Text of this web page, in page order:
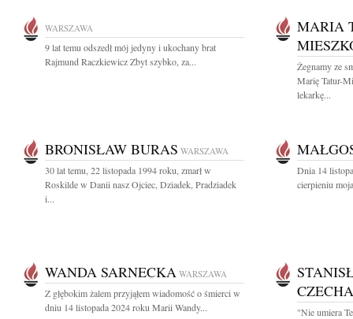
WARSZAWA
9 lat temu odszedł mój jedyny i ukochany brat
Rajmund Raczkiewicz Zbyt szybko, za...
MARIA
Żegnamy ze
Marię Tatur-
lekarkę...
BRONISŁAW BURAS WARSZAWA
30 lat temu, 22 listopada 1994 roku, zmarł w
Roskilde w Danii nasz Ojciec, Dziadek, Pradziadek
i...
Dnia 14
cierpieniu
WANDA SARNECKA WARSZAWA
Z głębokim żalem przyjąłem wiadomość o śmierci w
dniu 14 listopada 2024 roku Marii Wandy...
"Nie umiera